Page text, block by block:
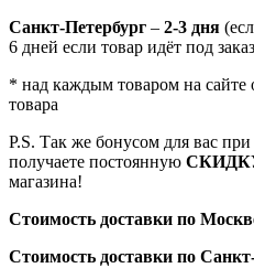
Санкт-Петербург – 2-3 дня
6 дней если товар идёт под
* над каждым товаром на сайте
товара
P.S. Так же бонусом для вас
получаете постоянную
магазина!
Стоимость доставки по
Стоимость доставки по